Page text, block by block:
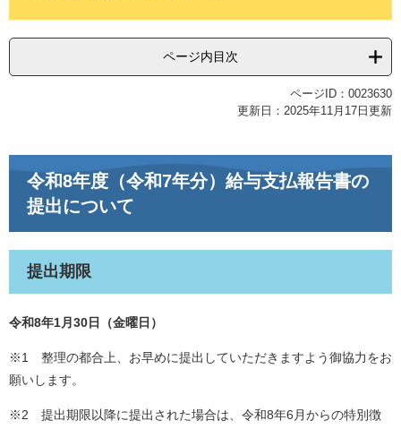
ページ内目次
ページID：0023630
更新日：2025年11月17日更新
令和8年度（令和7年分）給与支払報告書の
提出について
提出期限
令和8年1月30日（金曜日）
※1 整理の都合上、お早めに提出していただきますよう御協力をお
願いします。
※2 提出期限以降に提出された場合は、令和8年6月からの特別徴